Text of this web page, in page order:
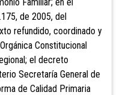
de 2005, del
refundido, coordinado y
Constitucional
el decreto
Secretaría General de
de Calidad Primaria